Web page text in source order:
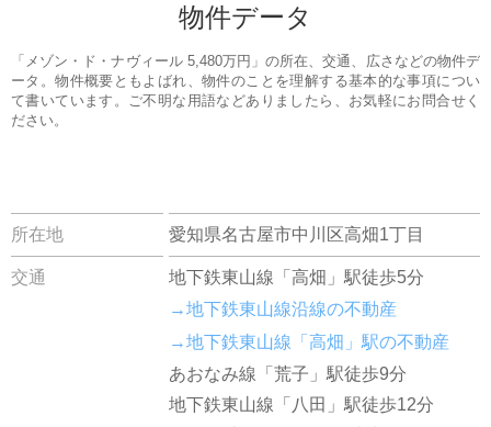
物件データ
「メゾン・ド・ナヴィール 5,480万円」の所在、交通、広さなどの物件デ
ータ。物件概要ともよばれ、物件のことを理解する基本的な事項につい
て書いています。ご不明な用語などありましたら、お気軽にお問合せく
ださい。
所在地 愛知県名古屋市中川区高畑1丁目
交通
地下鉄東山線「高畑」駅徒歩5分
→地下鉄東山線沿線の不動産
→地下鉄東山線「高畑」駅の不動産
あおなみ線「荒子」駅徒歩9分
地下鉄東山線「八田」駅徒歩12分